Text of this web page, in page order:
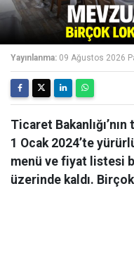
Yayınlanma: 09 Ağustos 2026
Ticaret
1 Ocak 2024’te
menü ve fiyat listesi
üzerinde kaldı.